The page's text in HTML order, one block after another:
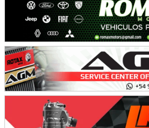
Ciudad de Avellaneda (Asfalto)
Avellaneda (Santa Fe)
SUR SANTAFESINO - F4
José Samuel Sánchez (Tierra)
Rufino (Santa Fe)
TUCUMANO - F5
Juan Navarro (Asfalto)
El Timbó (Tucumán)